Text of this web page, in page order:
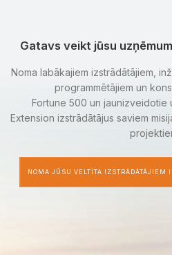
Gatavs veikt jūsu
Noma labākajiem izstrādātājiem,
programmētājiem un
Fortune 500 un jaunizveidotie
Extension izstrādātājus saviem
NOMA JŪSU VELTĪTA IZSTRĀDĀTĀJIEM